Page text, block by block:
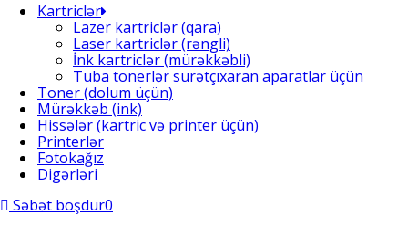
Kartriclər
Lazer kartriclər (qara)
Laser kartriclər (rəngli)
İnk kartriclər (mürəkkəbli)
Tuba tonerlər surətçıxaran aparatlar üçün
Toner (dolum üçün)
Mürəkkəb (ink)
Hissələr (kartric və printer üçün)
Printerlər
Fotokağız
Digərləri
Səbət boşdur0